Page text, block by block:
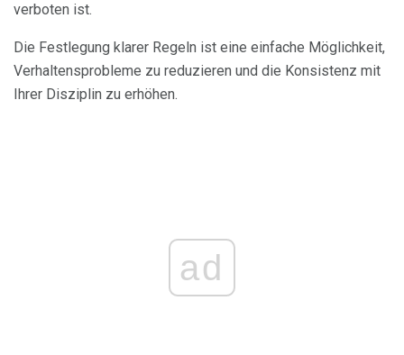
verboten ist.
Die Festlegung klarer Regeln ist eine einfache Möglichkeit,
Verhaltensprobleme zu reduzieren und die Konsistenz mit
Ihrer Disziplin zu erhöhen.
ad